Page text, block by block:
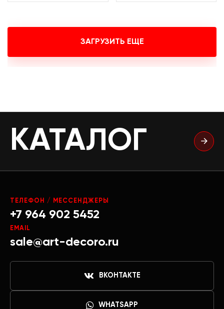
ЗАГРУЗИТЬ ЕЩЕ
КАТАЛОГ
ТЕЛЕФОН / МЕССЕНДЖЕРЫ
+7 964 902 5452
EMAIL
sale@art-decoro.ru
ВКОНТАКТЕ
WHATSAPP